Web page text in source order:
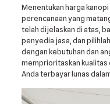
Menentukan harga
perencanaan yang
telah dijelaskan di atas,
penyedia jasa, dan
dengan kebutuhan dan
memprioritaskan kualitas
Anda terbayar lunas